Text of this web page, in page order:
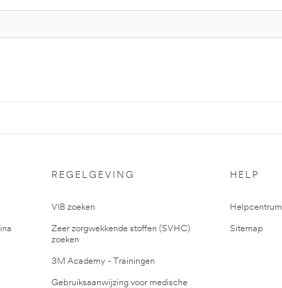
REGELGEVING
VIB zoeken
Zeer zorgwekkende stoffen (SVHC)
zoeken
3M Academy - Trainingen
Gebruiksaanwijzing voor medische
HELP
Helpcentrum
Sitemap